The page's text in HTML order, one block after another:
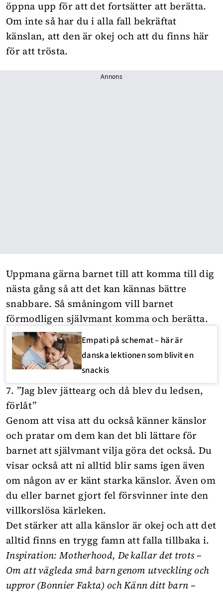
öppna upp för att det fortsätter att berätta.
Om inte så har du i alla fall bekräftat
känslan, att den är okej och att du finns här
för att trösta.
Annons
Uppmana gärna barnet till att komma till dig
nästa gång så att det kan kännas bättre
snabbare. Så småningom vill barnet
förmodligen självmant komma och berätta.
Empati på schemat – här är
danska lektionen som blivit en
snackis
7. ”Jag blev jättearg och då blev du ledsen,
förlåt”
Genom att visa att du också känner känslor
och pratar om dem kan det bli lättare för
barnet att självmant vilja göra det också. Du
visar också att ni alltid blir sams igen även
om någon av er känt starka känslor. Även om
du eller barnet gjort fel försvinner inte den
villkorslösa kärleken.
Det stärker att alla känslor är okej och att det
alltid finns en trygg famn att falla tillbaka i.
Inspiration:Motherhood, De kallar det trots –
Om att vägleda små barn genom utveckling och
uppror (Bonnier Fakta) och Känn ditt barn –